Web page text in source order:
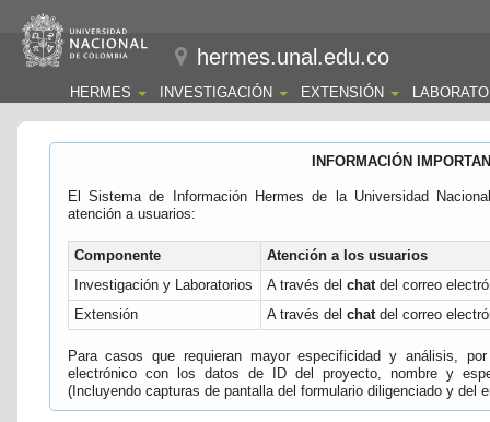
hermes.unal.edu.co
HERMES INVESTIGACIÓN EXTENSIÓN
INFORMACIÓN
El Sistema de Información Hermes de la Universidad
atención a usuarios:
Componente
Atención a los usuarios
Investigación y Laboratorios
A través del chatdel correo
Extensión
A través del chatdel correo
Para casos que requieran mayor especificidad y análisis,
electrónico con los datos de ID del proyecto, nombre y
(Incluyendo capturas de pantalla del formulario diligenciado y del